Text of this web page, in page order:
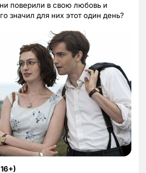
поверили в свою любовь и
значил для них этот один день?